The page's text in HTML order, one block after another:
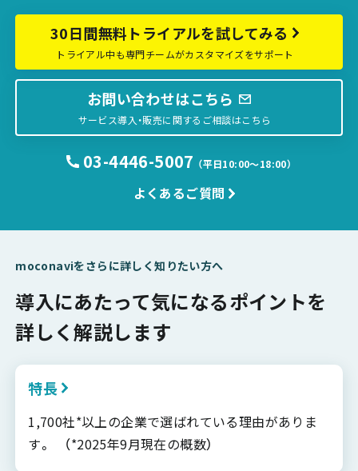
30日間無料トライアルを試してみる
トライアル中も専門チームがカスタマイズをサポート
お問い合わせはこちら
サービス導入・販売に関するご相談はこちら
03-4446-5007 （平日10:00〜18:00）
よくあるご質問
moconaviをさらに詳しく知りたい方へ
導入にあたって気になるポイントを
詳しく解説します
特長
1,700社*以上の企業で選ばれている理由がありま
す。 （*2025年9月現在の概数）